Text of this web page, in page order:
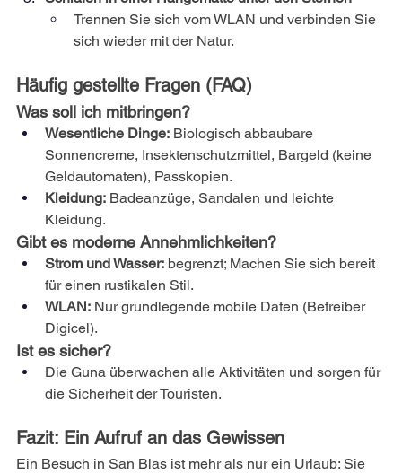
Trennen Sie sich vom WLAN und verbinden Sie
sich wieder mit der Natur.
Häufig gestellte Fragen (FAQ)
Was soll ich mitbringen?
Wesentliche Dinge: Biologisch abbaubare
Sonnencreme, Insektenschutzmittel, Bargeld (keine
Geldautomaten), Passkopien.
Kleidung: Badeanzüge, Sandalen und leichte
Kleidung.
Gibt es moderne Annehmlichkeiten?
Strom und Wasser: begrenzt; Machen Sie sich bereit
für einen rustikalen Stil.
WLAN: Nur grundlegende mobile Daten (Betreiber
Digicel).
Ist es sicher?
Die Guna überwachen alle Aktivitäten und sorgen für
die Sicherheit der Touristen.
Fazit: Ein Aufruf an das Gewissen
Ein Besuch in San Blas ist mehr als nur ein Urlaub: Sie